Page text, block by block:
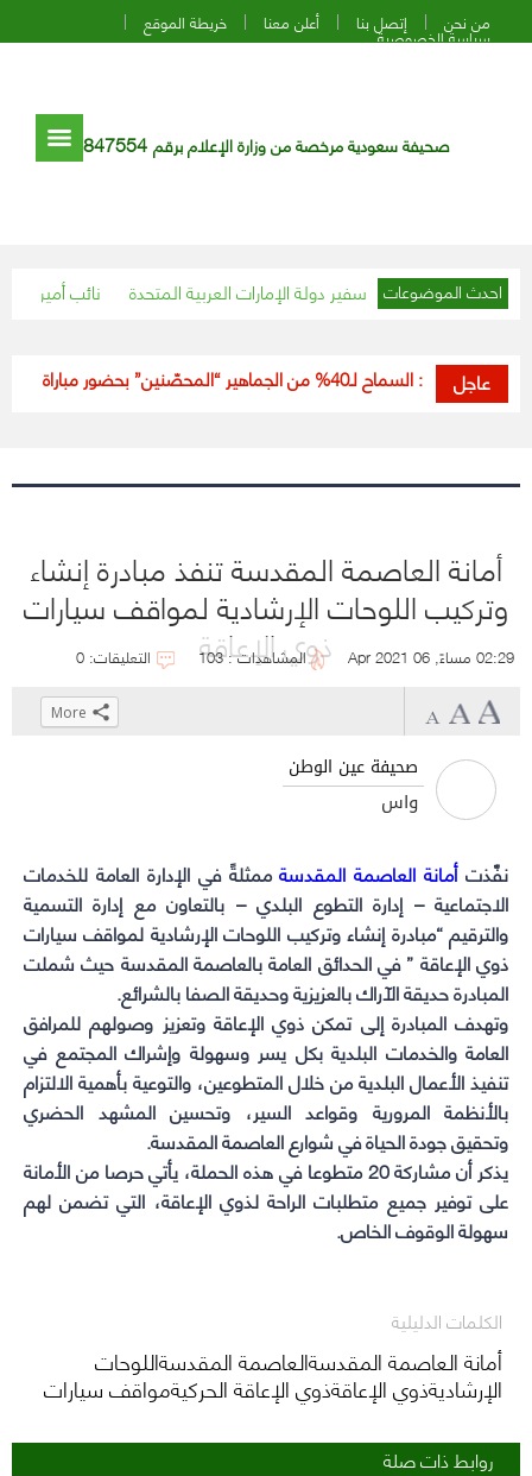
من نحن إتصل بنا أعلن معنا خريطة الموقع
سياسة الخصوصية
صحيفة سعودية مرخصة من وزارة الإعلام برقم 847554
احدث الموضوعات نائب أمير مكة المكرمة يستقبل سفير دولة الإمارات العربية المتحدة
عاجل
“الرياضة”: السماح لـ40% من الجماهير “المحصّنين” بحضور مباراة السعودية وفلسطين
أمانة العاصمة المقدسة تنفذ مبادرة إنشاء
وتركيب اللوحات الإرشادية لمواقف سيارات
ذوي الإعاقة 02:29 مساءً, 06 Apr 2021 المشاهدات : 103 التعليقات: 0
صحيفة عين الوطن
واس
نفَّذتأمانة العاصمة المقدسةممثلةً في الإدارة العامة للخدمات
الاجتماعية – إدارة التطوع البلدي – بالتعاون مع إدارة التسمية
والترقيم “مبادرة إنشاء وتركيب اللوحات الإرشادية لمواقف سيارات
ذوي الإعاقة ” في الحدائق العامة بالعاصمة المقدسة حيث شملت
المبادرة حديقة الآراك بالعزيزية وحديقة الصفا بالشرائع.
وتهدف المبادرة إلى تمكن ذوي الإعاقة وتعزيز وصولهم للمرافق
العامةوالخدمات البلدية بكل يسر وسهولة وإشراك المجتمع في
تنفيذ الأعمال البلدية من خلال المتطوعين، والتوعية بأهمية الالتزام
بالأنظمة المرورية وقواعد السير، وتحسين المشهد الحضري
وتحقيق جودة الحياة في شوارع العاصمة المقدسة.
يذكر أن مشاركة 20 متطوعا في هذه الحملة، يأتي حرصا من الأمانة
على توفير جميع متطلبات الراحة لذوي الإعاقة، التي تضمن لهم
سهولة الوقوف الخاص.
(Opens
in
new
window)
(Opens
in
new
window)
(Opens
in
new
window)
Click
(Opens
in
new
window)
More
الكلمات الدليلية
أمانة العاصمة المقدسةالعاصمة المقدسةاللوحات
الإرشاديةذوي الإعاقةذوي الإعاقة الحركيةمواقف سيارات
روابط ذات صلة